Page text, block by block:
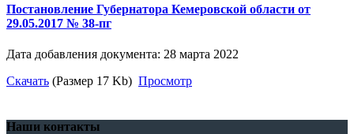
Постановление Губернатора Кемеровской области от
29.05.2017 № 38-пг
Дата добавления документа: 28 марта 2022
Скачать (Размер 17 Kb) Просмотр
Наши контакты